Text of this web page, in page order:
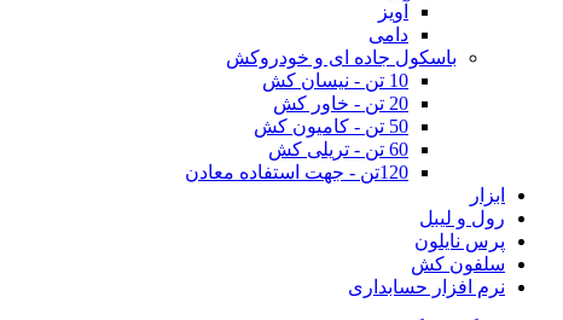
آویز
دامی
باسکول جاده ای و خودروکش
10 تن - نیسان کش
20 تن - خاور کش
50 تن - کامیون کش
60 تن - تریلی کش
120تن - جهت استفاده معادن
ابزار
رول و لیبل
پرس نایلون
سلفون کش
نرم افزار حسابداری